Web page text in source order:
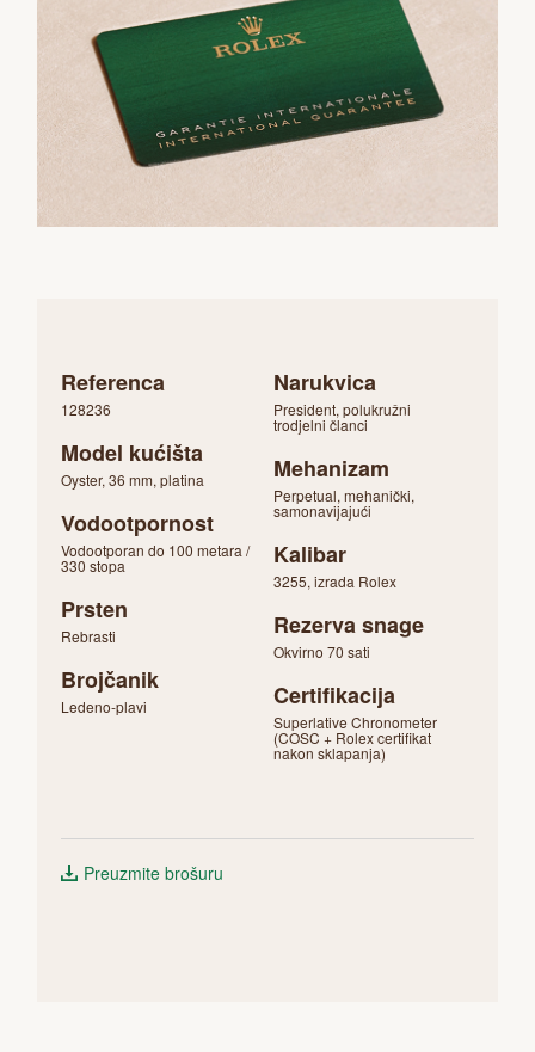
Referenca
128236
Model kućišta
Oyster, 36 mm, platina
Vodootpornost
Vodootporan do 100 metara /
330 stopa
Prsten
Rebrasti
Brojčanik
Ledeno-plavi
Narukvica
President, polukružni
trodjelni članci
Mehanizam
Perpetual, mehanički,
samonavijajući
Kalibar
3255, izrada Rolex
Rezerva snage
Okvirno 70 sati
Certifikacija
Superlative Chronometer
(COSC + Rolex certifikat
nakon sklapanja)
Preuzmite brošuru